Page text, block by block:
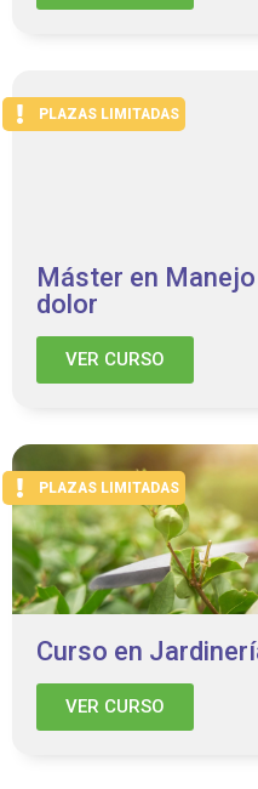
PLAZAS LIMITADAS
Máster en
dolor
VER CURSO
PLAZAS LIMITADAS
Curso en
VER CURSO